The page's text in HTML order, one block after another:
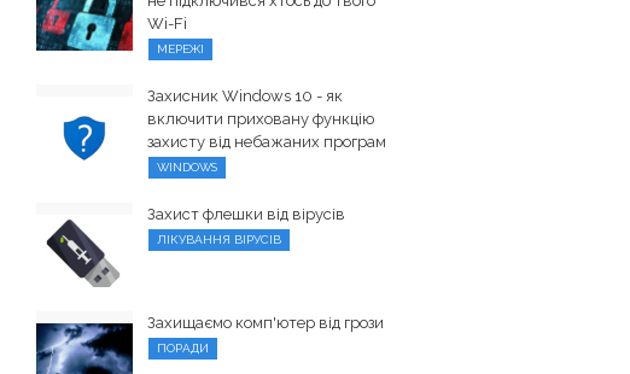
Wi-Fi
МЕРЕЖІ
Захисник Windows 10 - як
включити приховану функцію
захисту від небажаних програм
WINDOWS
Захист флешки від вірусів
ЛІКУВАННЯ ВІРУСІВ
Захищаємо комп'ютер від грози
ПОРАДИ